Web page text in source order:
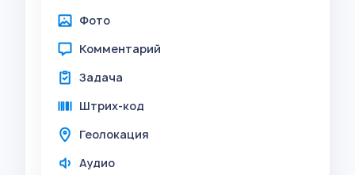
Фото
Комментарий
Задача
Штрих-код
Геолокация
Аудио